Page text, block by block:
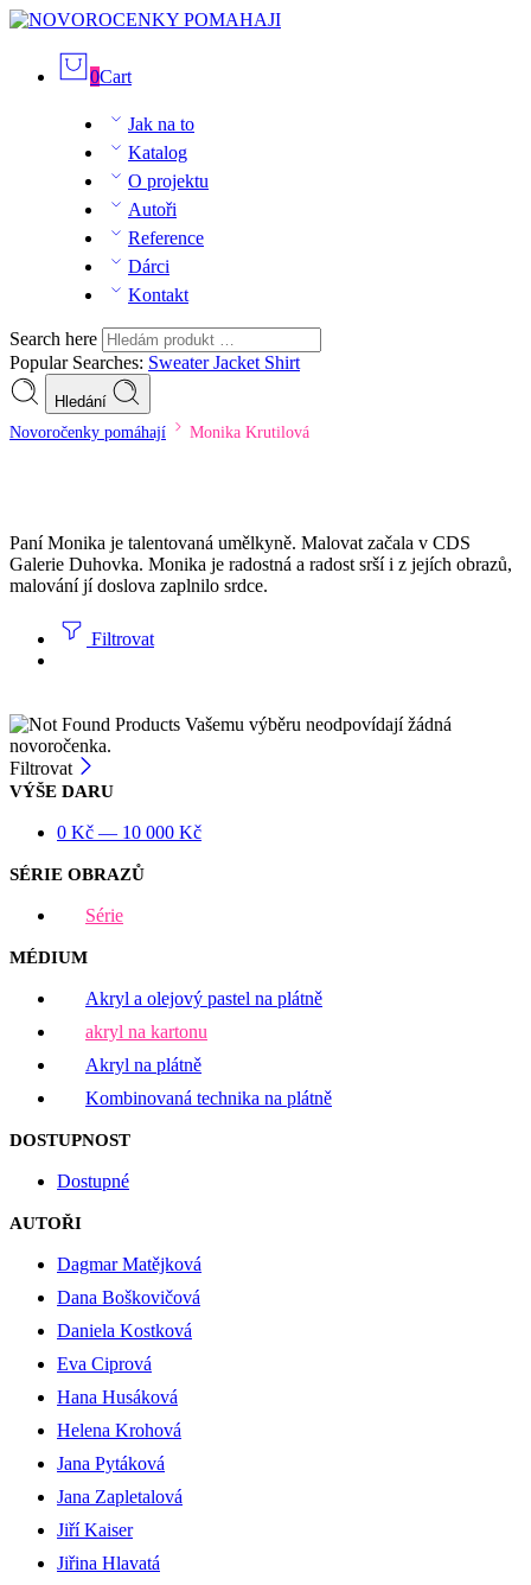
0Cart
Jak na to
Katalog
O projektu
Autoři
Reference
Dárci
Kontakt
Search here
Popular Searches: SweaterJacket Shirt
Hledání
Novoročenky pomáhají Monika Krutilová
Paní Monika je talentovaná umělkyně. Malovat začala v CDS
Galerie Duhovka. Monika je radostná a radost srší i z jejích obrazů,
malování jí doslova zaplnilo srdce.
Filtrovat
Vašemu výběru neodpovídají žádná
novoročenka.
Filtrovat
VÝŠE DARU
0 Kč — 10 000 Kč
SÉRIE OBRAZŮ
Série
MÉDIUM
Akryl a olejový pastel na plátně
akryl na kartonu
Akryl na plátně
Kombinovaná technika na plátně
DOSTUPNOST
Dostupné
AUTOŘI
Dagmar Matějková
Dana Boškovičová
Daniela Kostková
Eva Ciprová
Hana Husáková
Helena Krohová
Jana Pytáková
Jana Zapletalová
Jiří Kaiser
Jiřina Hlavatá